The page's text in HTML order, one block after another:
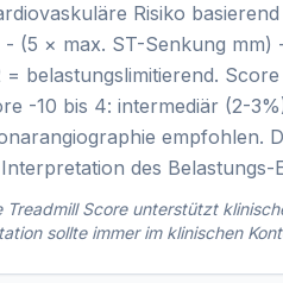
Risiko
(5 × max. ST-Senkung
belastungslimitierend. Score
-10 bis 4: intermediär (2-
empfohlen.
des Belastungs-
Treadmill Scoreunterstützt
sollte immer im klinischen